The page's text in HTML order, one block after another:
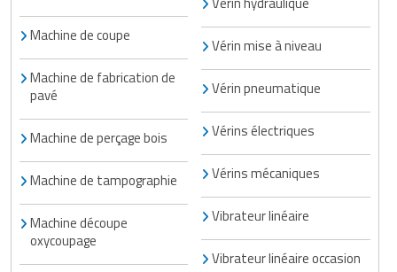
Machine de coupe
Machine de fabrication de
pavé
Machine de perçage bois
Machine de tampographie
Machine découpe
oxycoupage
Vérin mise à niveau
Vérin pneumatique
Vérins électriques
Vérins mécaniques
Vibrateur linéaire
Vibrateur linéaire occasion